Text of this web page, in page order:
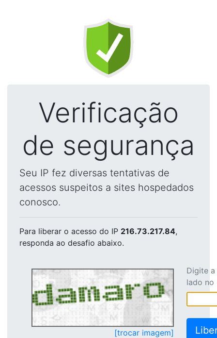
Verificação
de segurança
Seu IP fez diversas tentativas de
acessos suspeitos a sites hospedados
conosco.
Para liberar o acesso do IP 216.73.217.84,
responda ao desafio abaixo.
[trocar imagem]
Digite
lado no